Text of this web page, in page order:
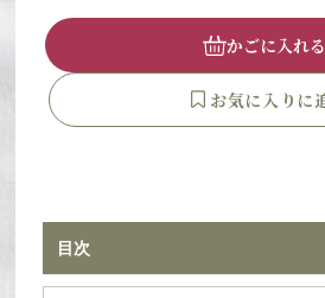
かごに入れる
目次